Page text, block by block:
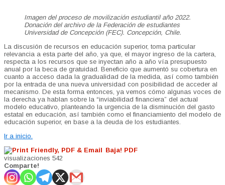
Imagen del proceso de movilización estudiantil año 2022.
Donación del archivo de la Federación de estudiantes
Universidad de Concepción (FEC). Concepción, Chile.
La discusión de recursos en educación superior, toma particular
relevancia a esta parte del año, ya que, el mayor ingreso de la cartera,
respecta a los recursos que se inyectan año a año vía presupuesto
anual por la beca de gratuidad. Beneficio que aumentó su cobertura en
cuanto a acceso dada la gradualidad de la medida, así como también
por la entrada de una nueva universidad con posibilidad de acceder al
mecanismo. De esta forma entonces, ya vemos cómo algunas voces de
la derecha ya hablan sobre la “inviabilidad financiera” del actual
modelo educativo, planteando la urgencia de la disminución del gasto
estatal en educación, así también como el financiamiento del modelo de
educación superior, en base a la deuda de los estudiantes.
Ir a inicio.
Baja! PDF
visualizaciones 542
Comparte!